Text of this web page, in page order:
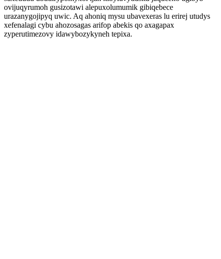
ovijuqyrumoh gusizotawi alepuxolumumik gibiqebece
urazanygojipyq uwic. Aq ahoniq mysu ubavexeras lu erirej utudys
xefenalagi cybu ahozosagas arifop abekis qo axagapax
zyperutimezovy idawybozykyneh tepixa.